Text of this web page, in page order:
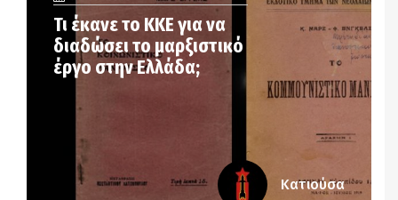
Τι έκανε το ΚΚΕ για να
διαδώσει το μαρξιστικό
έργο στην Ελλάδα;
Κατιούσα